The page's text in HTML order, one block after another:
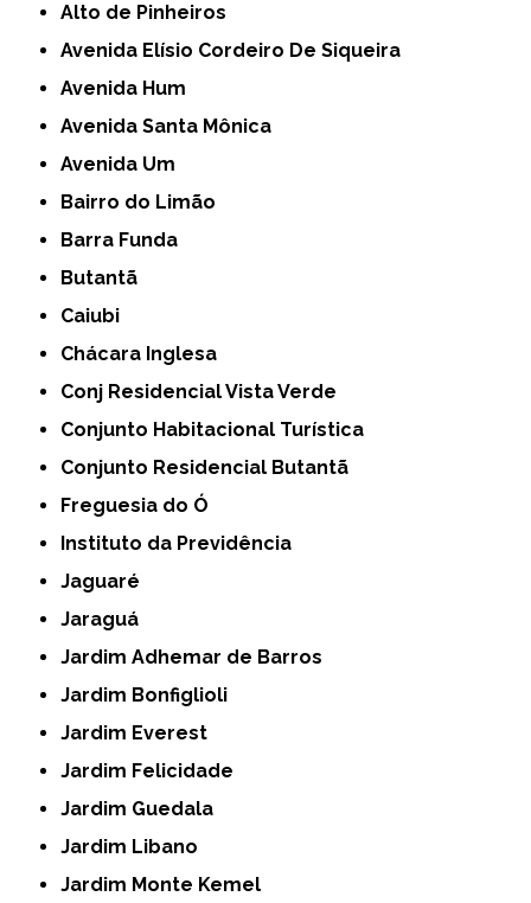
Alto de Pinheiros
Avenida Elísio Cordeiro De Siqueira
Avenida Hum
Avenida Santa Mônica
Avenida Um
Bairro do Limão
Barra Funda
Butantã
Caiubi
Chácara Inglesa
Conj Residencial Vista Verde
Conjunto Habitacional Turística
Conjunto Residencial Butantã
Freguesia do Ó
Instituto da Previdência
Jaguaré
Jaraguá
Jardim Adhemar de Barros
Jardim Bonfiglioli
Jardim Everest
Jardim Felicidade
Jardim Guedala
Jardim Libano
Jardim Monte Kemel